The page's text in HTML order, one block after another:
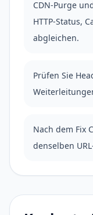
CDN-Purge
HTTP-Status,
abgleichen.
Prüfen Sie
Nach dem Fix
denselben